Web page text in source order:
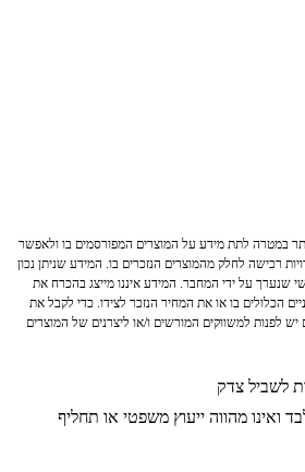
במטרה לתת מידע על המוצרים המפורסמים בו ולאפשר
רכישה לחלק מהמוצרים הנזכרים בו. המידע שניתן נכון
שנערך על ידי המחבר. המידע איננו מייצג בהכרח את
הכלולים בו או את המחיר הנזכר לצידו. כדי לקבל את
לפנות למשווקים המורשים ו/או ליצרנים של המוצרים
ואינו מהווה ייעוץ משפטי או תחליף